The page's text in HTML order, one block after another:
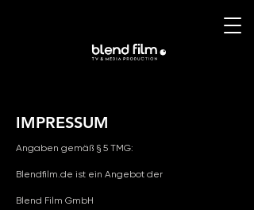
IMPRESSUM
Angaben gemäß § 5 TMG:
Blendfilm.de ist ein Angebot der
Blend Film GmbH